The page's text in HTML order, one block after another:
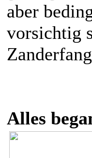
aber
vorsichtig
Alles